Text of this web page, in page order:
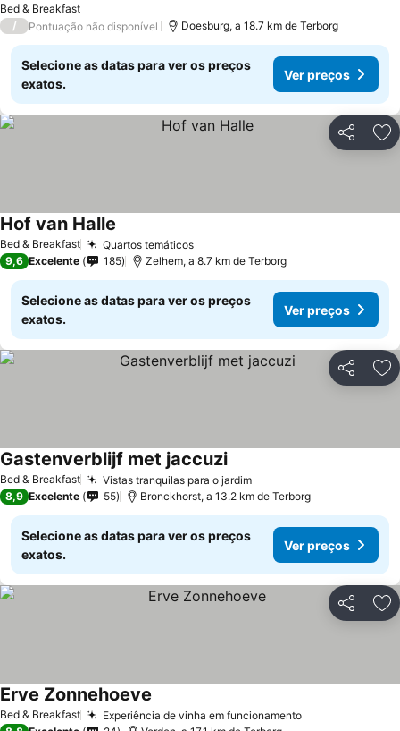
Bed & Breakfast
/ Pontuação não disponível Doesburg, a 18.7 km de Terborg
Selecione as datas para ver os preços
exatos.
Ver preços
Partilhar
Bed & Breakfast Quartos temáticosVer preços
Hof van Halle
9,6 Excelente 185 Zelhem, a 8.7 km de Terborg
Selecione as datas para ver os preços
exatos.
Ver preços
Partilhar
Bed & Breakfast Vistas tranquilas para o jardimVer preços
Gastenverblijf met jaccuziVer preços
8,9 Excelente 55 Bronckhorst, a 13.2 km de Terborg
Selecione as datas para ver os preços
exatos.
Ver preços
Partilhar
Bed & Breakfast Experiência de vinha em funcionamentoVer preços
Erve Zonnehoeve